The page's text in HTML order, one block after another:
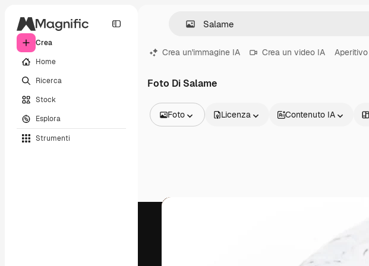
Crea
Home
Ricerca
Stock
Esplora
Strumenti
Crea un'immagine IA Crea un video IA Aperitivo
Foto Di Salame
Foto
Video
Licenza Contenuto IA